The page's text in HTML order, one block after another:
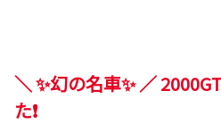
＼ ✨幻の名車✨ ／
た❗